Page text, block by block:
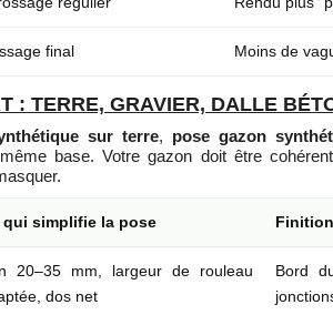
final Moins de
: TERRE, GRAVIER, DALLE
sur terre, pose gazon
base. Votre gazon doit être
qui simplifie la pose
20–35 mm, largeur de rouleau
dos net
Bord